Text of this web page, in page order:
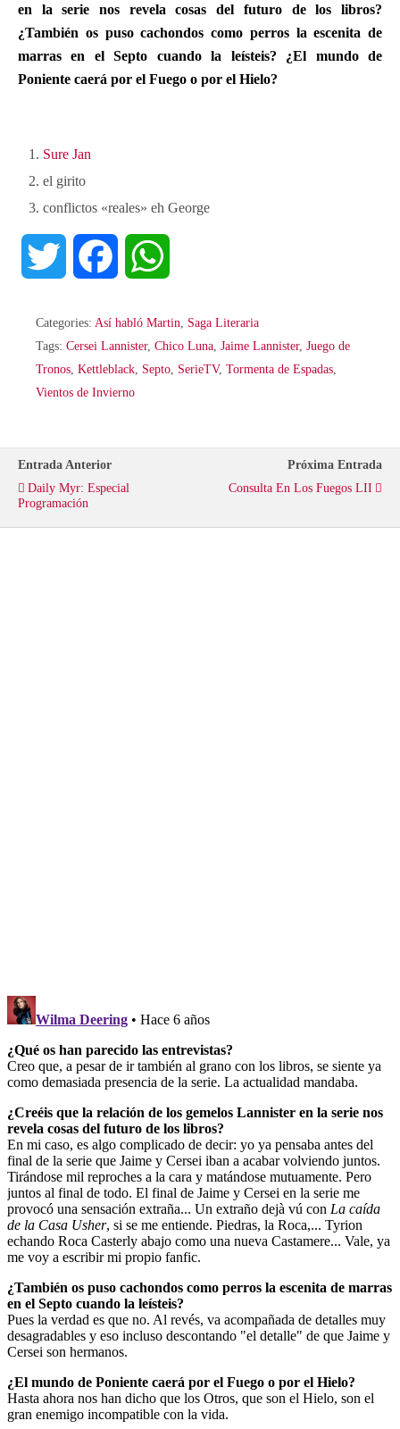
en la serie nos revela cosas del futuro de los libros?
¿También os puso cachondos como perros la escenita de
marras en el Septo cuando la leísteis? ¿El mundo de
Poniente caerá por el Fuego o por el Hielo?
Sure Jan
el girito
conflictos «reales» eh George
i
t
r
c
e
o
a
p
Categories: Así habló Martin, Saga Literaria
Tags: Cersei Lannister, Chico Luna, Jaime Lannister, Juego de
Tronos, Kettleblack, Septo, SerieTV, Tormenta de Espadas,
Vientos de Invierno
Entrada Anterior
Daily Myr: Especial
Programación
Próxima Entrada
Consulta En Los Fuegos LII